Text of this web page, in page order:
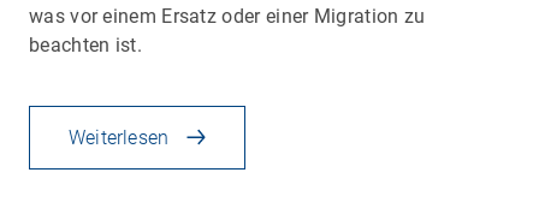
was vor einem Ersatz oder einer Migration zu
beachten ist.
Weiterlesen